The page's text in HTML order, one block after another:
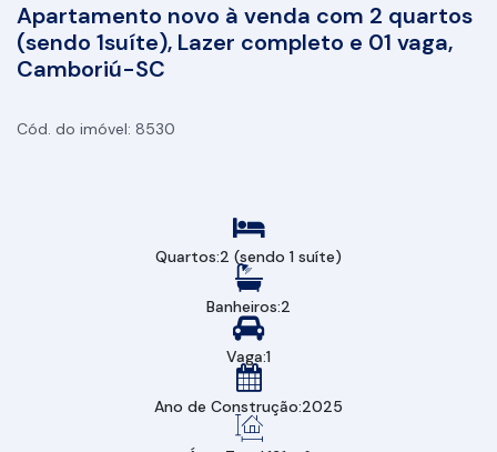
Apartamento novo à venda com 2 quartos
(sendo 1suíte), Lazer completo e 01 vaga,
Camboriú-SC
8530
Quartos:2 (sendo 1 suíte)
Banheiros:2
Vaga:1
Ano de Construção:2025